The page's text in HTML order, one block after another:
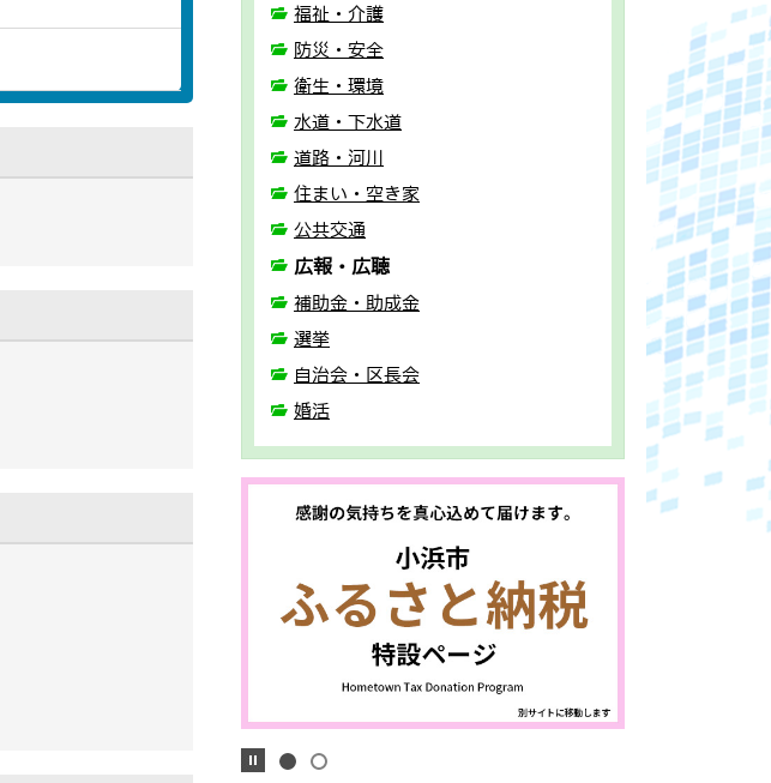
福祉・介護
防災・安全
衛生・環境
水道・下水道
道路・河川
住まい・空き家
公共交通
広報・広聴
補助金・助成金
選挙
自治会・区長会
婚活